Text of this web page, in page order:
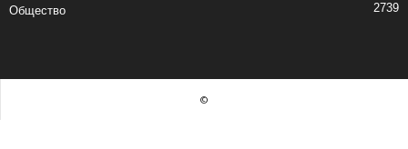
Общество 2739
©